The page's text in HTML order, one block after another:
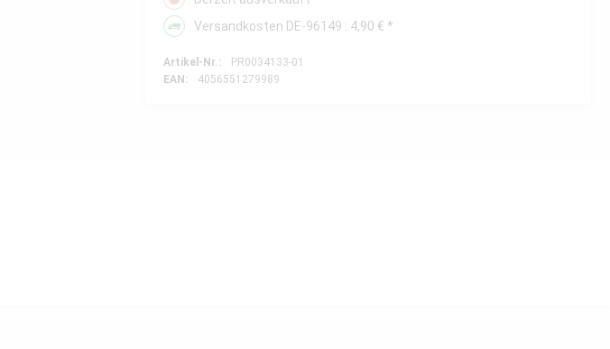
Versandkosten DE-96149 : 4,90 € *
Artikel-Nr.:
PR0034133-01
EAN:
4056551279989